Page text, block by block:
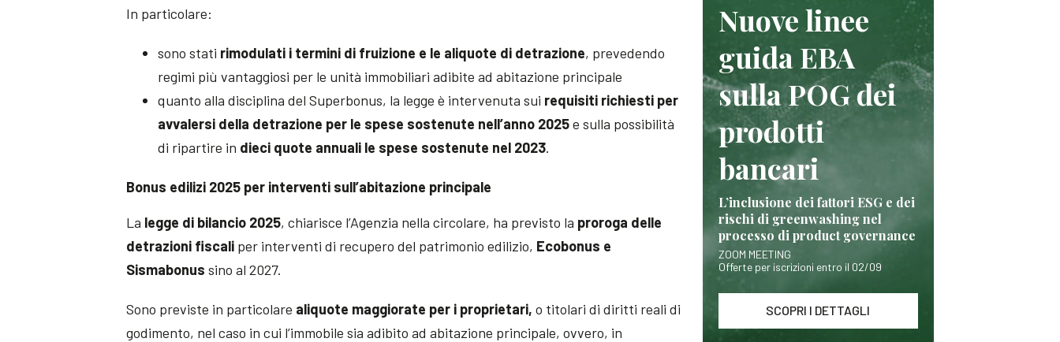
In particolare:
sono stati rimodulati i termini di fruizione e le aliquote di detrazione, prevedendo
regimi più vantaggiosi per le unità immobiliari adibite ad abitazione principale
quanto alla disciplina del Superbonus, la legge è intervenuta sui requisiti richiesti per
avvalersi della detrazione per le spese sostenute nell’anno 2025e sulla possibilità
di ripartire in dieci quote annuali le spese sostenute nel 2023.
Bonus edilizi 2025 per interventi sull’abitazione principale
La legge di bilancio 2025, chiarisce l’Agenzia nella circolare, ha previsto la proroga delle
detrazioni fiscali per interventi di recupero del patrimonio edilizio, Ecobonus e
Sismabonus sino al 2027.
Sono previste in particolare aliquote maggiorate per i proprietari, o titolari di diritti reali di
godimento, nel caso in cui l’immobile sia adibito ad abitazione principale, ovvero, in
Nuove linee
guida EBA
sulla POG dei
prodotti
bancari
L’inclusione dei fattori ESG e dei
rischi di greenwashing nel
processo di product governance
ZOOM MEETING
Offerte per iscrizioni entro il 02/09
SCOPRI I DETTAGLI